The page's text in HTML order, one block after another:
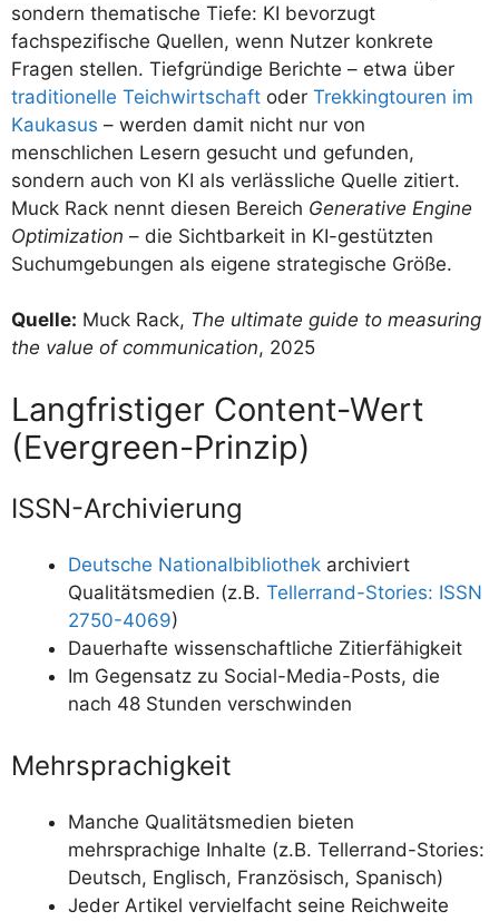
sondern thematische Tiefe: KI bevorzugt
fachspezifische Quellen, wenn Nutzer konkrete
Fragen stellen. Tiefgründige Berichte – etwa über
traditionelle Teichwirtschaft oder Trekkingtouren im
Kaukasus – werden damit nicht nur von
menschlichen Lesern gesucht und gefunden,
sondern auch von KI als verlässliche Quelle zitiert.
Muck Rack nennt diesen Bereich Generative Engine
Optimization – die Sichtbarkeit in KI-gestützten
Suchumgebungen als eigene strategische Größe.
Quelle: Muck Rack, The ultimate guide to measuring
the value of communication, 2025
Langfristiger Content-Wert
(Evergreen-Prinzip)
ISSN-Archivierung
Deutsche Nationalbibliothek archiviert
Qualitätsmedien (z.B. Tellerrand-Stories: ISSN
2750-4069)
Dauerhafte wissenschaftliche Zitierfähigkeit
Im Gegensatz zu Social-Media-Posts, die
nach 48 Stunden verschwinden
Mehrsprachigkeit
Manche Qualitätsmedien bieten
mehrsprachige Inhalte (z.B. Tellerrand-Stories:
Deutsch, Englisch, Französisch, Spanisch)
Jeder Artikel vervielfacht seine Reichweite